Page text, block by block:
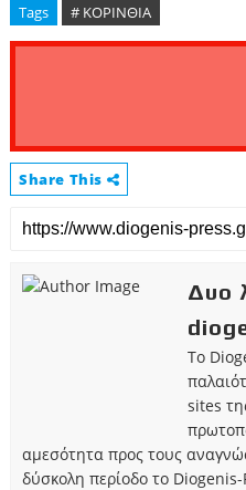
Tags # ΚΟΡΙΝΘΙΑ
Share This
Δυο
Το
sites
αμεσότητα προς τους
δύσκολη περίοδο το Diogenis-